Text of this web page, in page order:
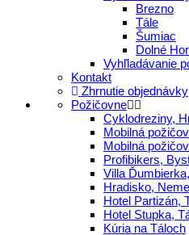
Brezno
Tále
Šumiac
Dolné
Vyhľladávanie
Kontakt
Zhrnutie objednávky
Požičovne
Cyklodreziny,
Mobilná
Mobilná
Profibikers,
Villa
Hradisko,
Hotel Partizán,
Hotel Stupka,
Kúria na Táloch